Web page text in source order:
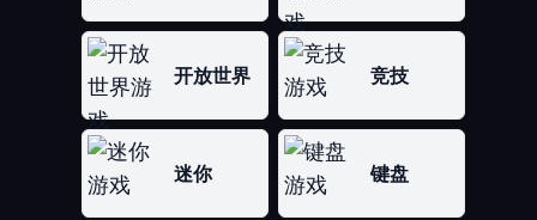
开放世界 竞技
迷你 键盘